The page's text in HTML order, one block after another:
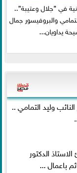
في ”جلال وعتيبة”..
والبروفيسور جمال
يداويان...
وليد التمامي ..
الدكتور
باعمال ...